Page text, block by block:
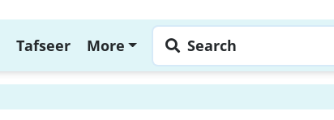
Tafseer More Search